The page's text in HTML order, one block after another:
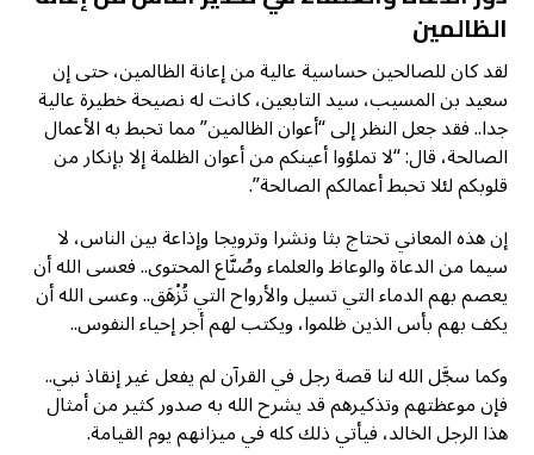
الظالمين
لقد كان للصالحين حساسية عالية من إعانة الظالمين، حتى إن
سعيد بن المسيب، سيد التابعين، كانت له نصيحة خطيرة عالية
جدا.. فقد جعل النظر إلى “أعوان الظالمين” مما تحبط به الأعمال
الصالحة، قال: “لا تملؤوا أعينكم من أعوان الظلمة إلا بإنكار من
قلوبكم لئلا تحبط أعمالكم الصالحة”.
إن هذه المعاني تحتاج بثا ونشرا وترويجا وإذاعة بين الناس، لا
سيما من الدعاة والوعاظ والعلماء وصُنَّاع المحتوى.. فعسى الله أن
يعصم بهم الدماء التي تسيل والأرواح التي تُزْهَق.. وعسى الله أن
يكف بهم بأس الذين ظلموا، ويكتب لهم أجر إحياء النفوس..
وكما سجَّل الله لنا قصة رجل في القرآن لم يفعل غير إنقاذ نبي..
فإن موعظتهم وتذكيرهم قد يشرح الله به صدور كثير من أمثال
هذا الرجل الخالد، فيأتي ذلك كله في ميزانهم يوم القيامة.